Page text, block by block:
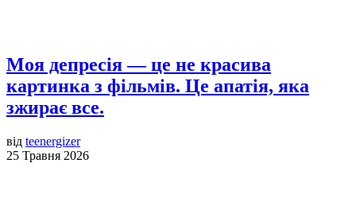
Моя депресія — це не красива
картинка з фільмів. Це апатія, яка
зжирає все.
від teenergizer
25 Травня 2026